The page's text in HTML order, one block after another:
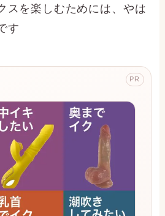
スを楽しむためには、やは
す
PR